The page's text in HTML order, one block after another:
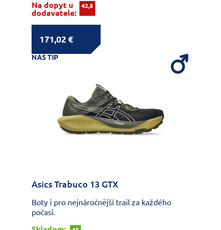
Na dopyt u
dodavatele:
42,5
171,02 €
NÁŠ TIP
Asics Trabuco 13 GTX
Boty i pro nejnáročnější trail za každého
počasí.